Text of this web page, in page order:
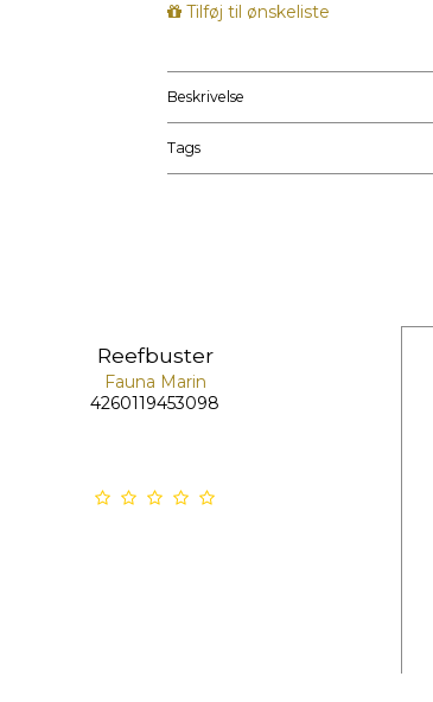
Tilføj til ønskeliste
Beskrivelse
Tags
Reefbuster
Fauna Marin
4260119453098